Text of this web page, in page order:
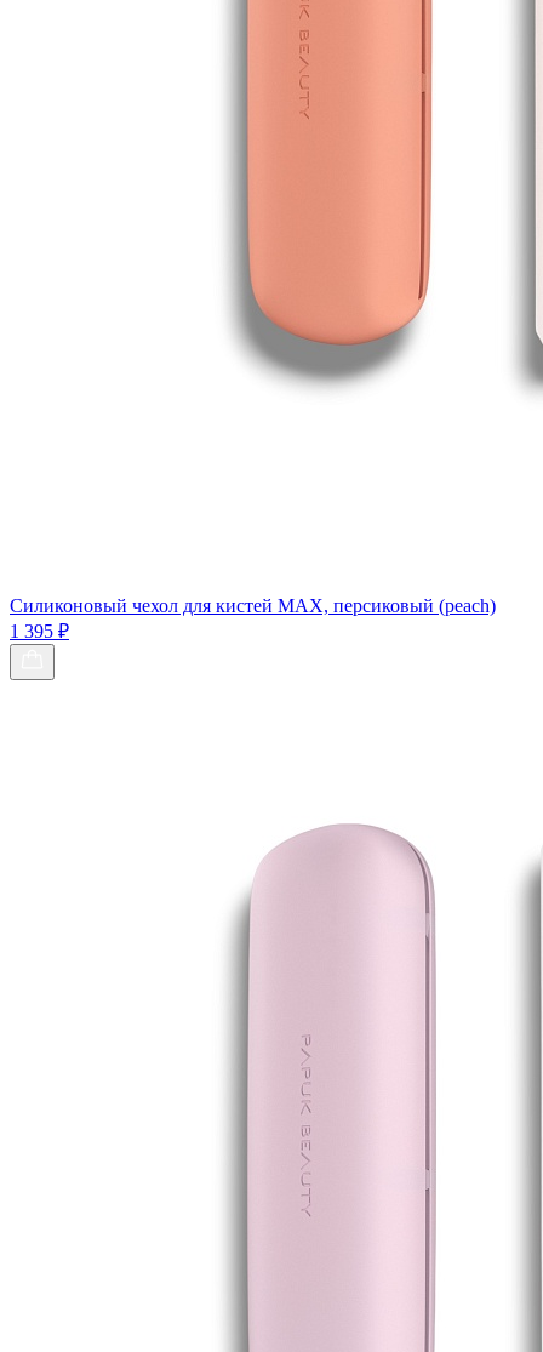
Силиконовый чехол для кистей МАХ, персиковый (peach)
1 395 ₽